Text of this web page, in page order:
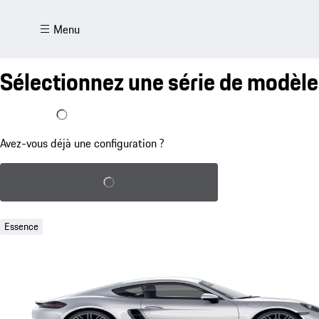
Menu
Sélectionnez une série de
J'ai déjà une configuration
Avez-vous déjà une configuration ?
Charger la configuration sauvegardée
Essence